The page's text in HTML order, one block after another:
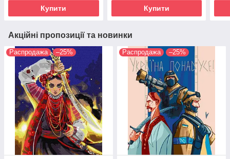
Купити Купити
Акційні пропозиції та новинки
Распродажа –25% Распродажа –25%